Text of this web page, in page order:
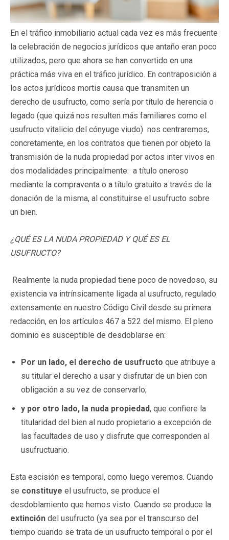
En el tráfico inmobiliario actual cada vez es más frecuente
la celebración de negocios jurídicos que antaño eran poco
utilizados, pero que ahora se han convertido en una
práctica más viva en el tráfico jurídico. En contraposición a
los actos jurídicos mortis causa que transmiten un
derecho de usufructo, como sería por título de herencia o
legado (que quizá nos resulten más familiares como el
usufructo vitalicio del cónyuge viudo) nos centraremos,
concretamente, en los contratos que tienen por objeto la
transmisión de la nuda propiedad por actos inter vivos en
dos modalidades principalmente: a título oneroso
mediante la compraventa o a título gratuito a través de la
donación de la misma, al constituirse el usufructo sobre
un bien.
¿QUÉ ES LA NUDA PROPIEDAD Y QUÉ ES EL
USUFRUCTO?
Realmente la nuda propiedad tiene poco de novedoso, su
existencia va intrínsicamente ligada al usufructo, regulado
extensamente en nuestro Código Civil desde su primera
redacción, en los artículos 467 a 522 del mismo. El pleno
dominio es susceptible de desdoblarse en:
Por un lado, el derecho de usufructo que atribuye a
su titular el derecho a usar y disfrutar de un bien con
obligación a su vez de conservarlo;
y por otro lado, la nuda propiedad, que confiere la
titularidad del bien al nudo propietario a excepción de
las facultades de uso y disfrute que corresponden al
usufructuario.
Esta escisión es temporal, como luego veremos. Cuando
se constituye el usufructo, se produce el
desdoblamiento que hemos visto. Cuando se produce la
extinción del usufructo (ya sea por el transcurso del
tiempo cuando se trata de un usufructo temporal o por el